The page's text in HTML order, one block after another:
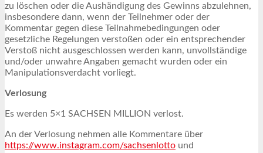
zu löschen oder die Aushändigung des Gewinns abzulehnen,
insbesondere dann, wenn der Teilnehmer oder der
Kommentar gegen diese Teilnahmebedingungen oder
gesetzliche Regelungen verstoßen oder ein entsprechender
Verstoß nicht ausgeschlossen werden kann, unvollständige
und/oder unwahre Angaben gemacht wurden oder ein
Manipulationsverdacht vorliegt.
Verlosung
Es werden 5×1 SACHSEN MILLION verlost.
An der Verlosung nehmen alle Kommentare über
https://www.instagram.com/sachsenlotto und